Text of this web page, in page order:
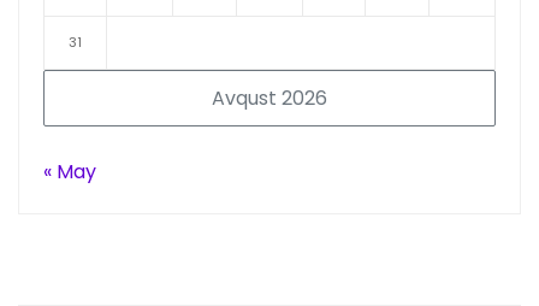
Avqust 2026
31
« May